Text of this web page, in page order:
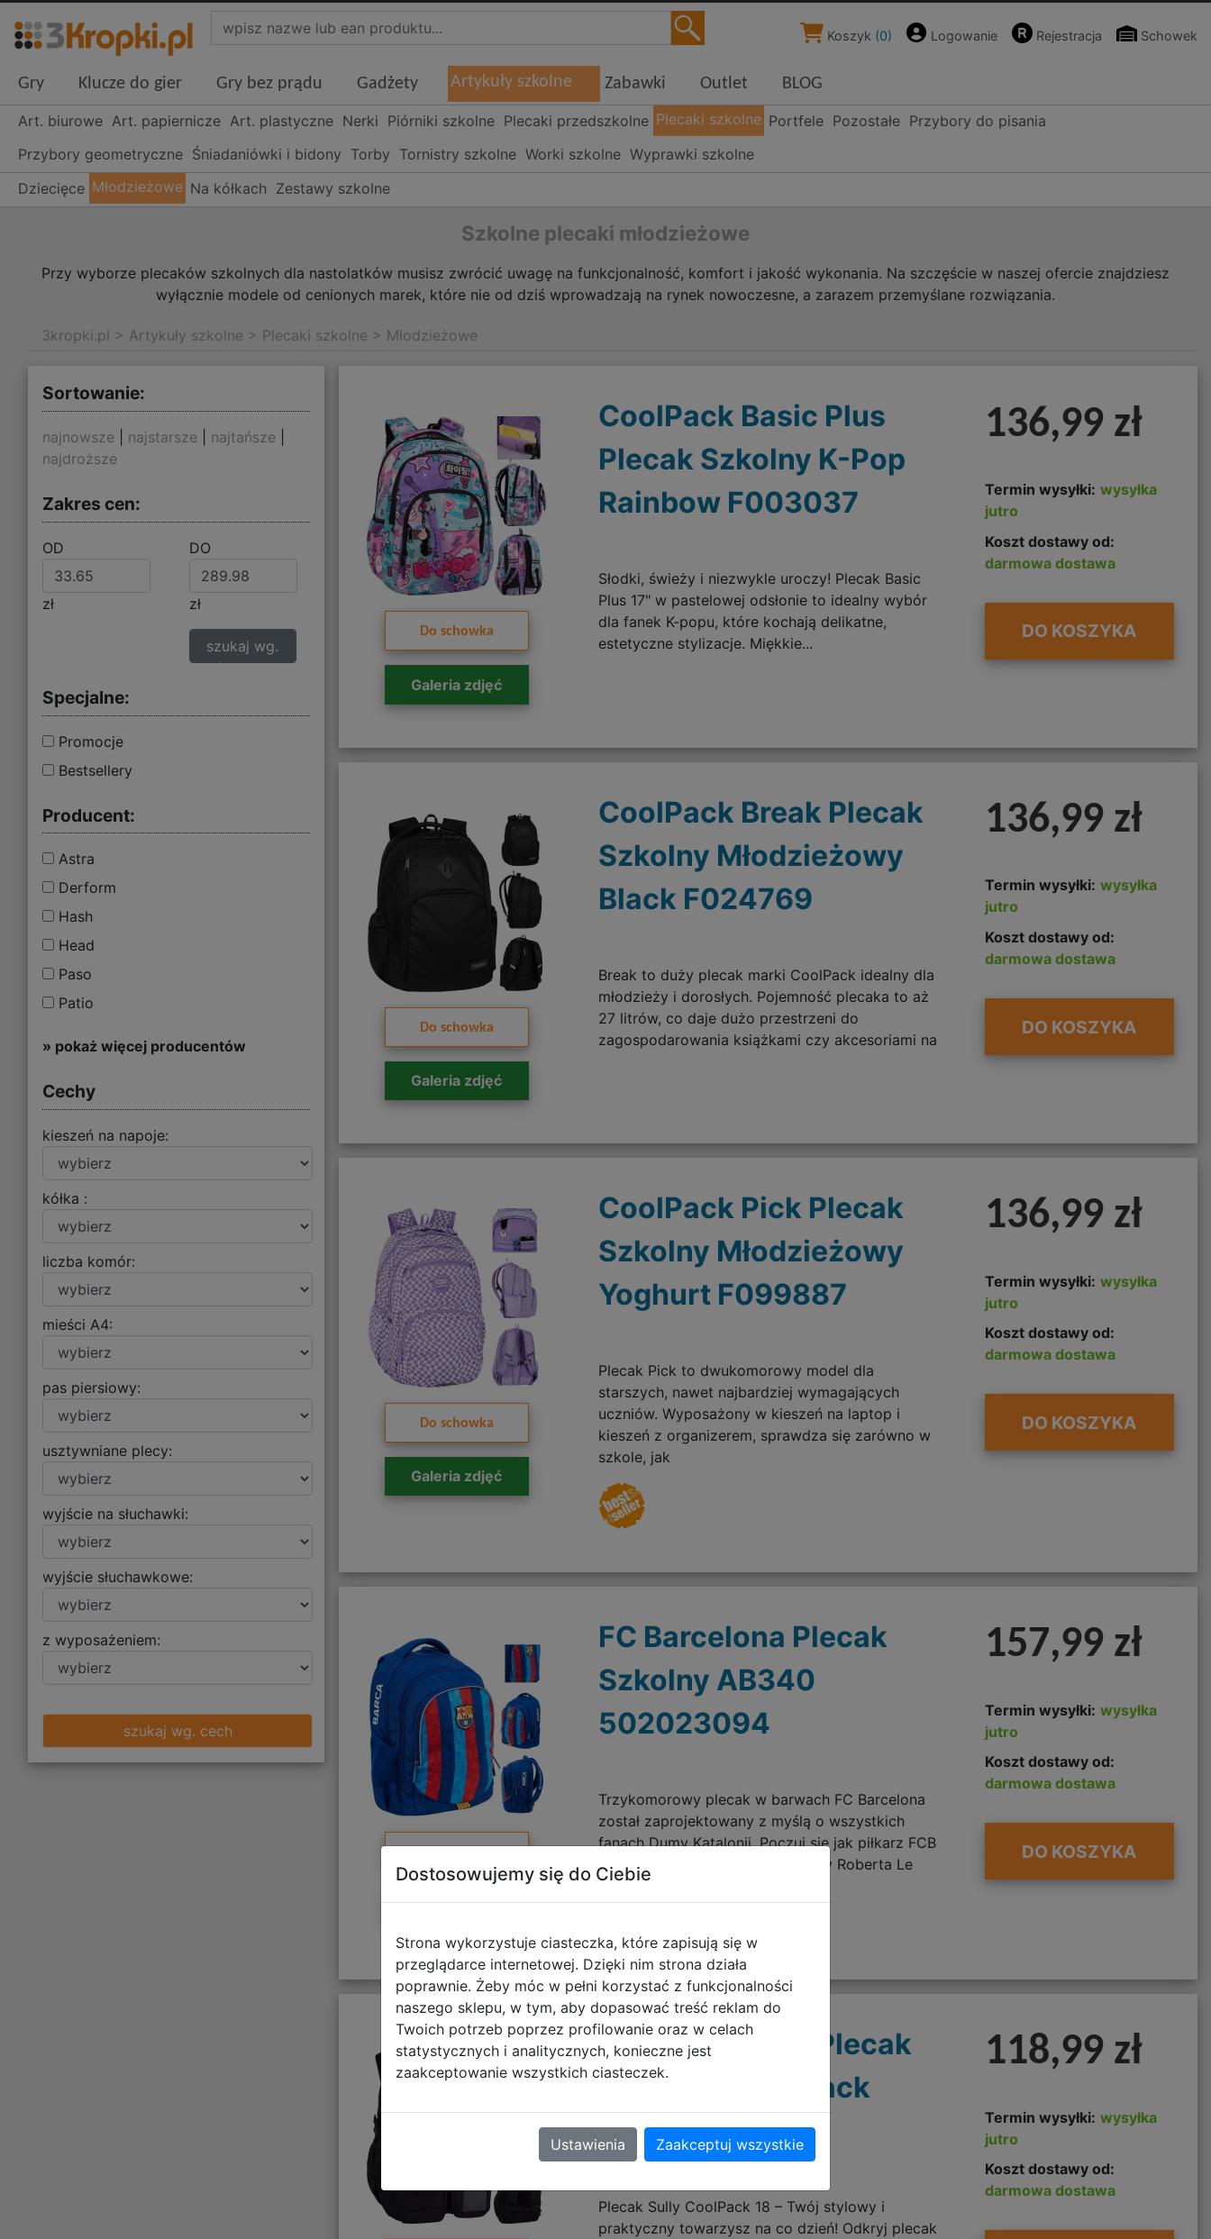
Koszyk (0) Logowanie Rejestracja Schowek
Gry Klucze do gier Gry bez prądu Gadżety Artykuły szkolne Zabawki Outlet BLOG
Art. biurowe Art. papiernicze Art. plastyczne Nerki Piórniki szkolne Plecaki przedszkolne Plecaki szkolne Portfele Pozostałe Przybory do pisania
Przybory geometryczne Śniadaniówki i bidony Torby Tornistry szkolne Worki szkolne Wyprawki szkolne
Dziecięce Młodzieżowe Na kółkach Zestawy szkolne
Szkolne plecaki młodzieżowe
Przy wyborze plecaków szkolnych dla nastolatków musisz zwrócić uwagę na funkcjonalność, komfort i jakość wykonania. Na szczęście w naszej ofercie znajdziesz
wyłącznie modele od cenionych marek, które nie od dziś wprowadzają na rynek nowoczesne, a zarazem przemyślane rozwiązania.
3kropki.pl > Artykuły szkolne > Plecaki szkolne > Młodzieżowe
Sortowanie:
najnowsze najstarsze najtańsze
najdroższe
Zakres cen:
OD
zł
DO
zł
szukaj wg.
zakresu cen
Specjalne:
Promocje
Bestsellery
Producent:
Astra
Derform
Hash
Head
Paso
Patio
» pokaż więcej producentów
Cechy
kieszeń na napoje:
kółka :
liczba komór:
mieści A4:
pas piersiowy:
usztywniane plecy:
wyjście na słuchawki:
wyjście słuchawkowe:
z wyposażeniem:
szukaj wg. cech
Do schowka
Galeria zdjęć
CoolPack Basic Plus
Plecak Szkolny K-Pop
Rainbow F003037
Słodki, świeży i niezwykle uroczy! Plecak Basic
Plus 17" w pastelowej odsłonie to idealny wybór
dla fanek K-popu, które kochają delikatne,
estetyczne stylizacje. Miękkie...
136,99 zł
Termin wysyłki: wysyłka
jutro
Koszt dostawy od:
darmowa dostawa
DO KOSZYKA
Do schowka
Galeria zdjęć
CoolPack Break Plecak
Szkolny Młodzieżowy
Black F024769
Break to duży plecak marki CoolPack idealny dla
młodzieży i dorosłych. Pojemność plecaka to aż
27 litrów, co daje dużo przestrzeni do
zagospodarowania książkami czy akcesoriami na
136,99 zł
Termin wysyłki: wysyłka
jutro
Koszt dostawy od:
darmowa dostawa
DO KOSZYKA
Do schowka
Galeria zdjęć
CoolPack Pick Plecak
Szkolny Młodzieżowy
Yoghurt F099887
Plecak Pick to dwukomorowy model dla
starszych, nawet najbardziej wymagających
uczniów. Wyposażony w kieszeń na laptop i
kieszeń z organizerem, sprawdza się zarówno w
szkole, jak
136,99 zł
Termin wysyłki: wysyłka
jutro
Koszt dostawy od:
darmowa dostawa
DO KOSZYKA
Galeria zdjęć
FC Barcelona Plecak
Szkolny AB340
502023094
Trzykomorowy plecak w barwach FC Barcelona
został zaprojektowany z myślą o wszystkich
fanach Dumy Katalonii. Poczuj się jak piłkarz FCB
i dołącz do mistrzowskiej drużyny Roberta Le
157,99 zł
Termin wysyłki: wysyłka
jutro
Koszt dostawy od:
darmowa dostawa
DO KOSZYKA
Coolpack Sully Plecak
Młodzieżowy Black
F154974
Plecak Sully CoolPack 18 – Twój stylowy i
praktyczny towarzysz na co dzień! Odkryj plecak
118,99 zł
Termin wysyłki: wysyłka
jutro
Koszt dostawy od:
darmowa dostawa
Dostosowujemy się do Ciebie
Strona wykorzystuje ciasteczka, które zapisują się w
przeglądarce internetowej. Dzięki nim strona działa
poprawnie. Żeby móc w pełni korzystać z funkcjonalności
naszego sklepu, w tym, aby dopasować treść reklam do
Twoich potrzeb poprzez profilowanie oraz w celach
statystycznych i analitycznych, konieczne jest
zaakceptowanie wszystkich ciasteczek.
Ustawienia Zaakceptuj wszystkie